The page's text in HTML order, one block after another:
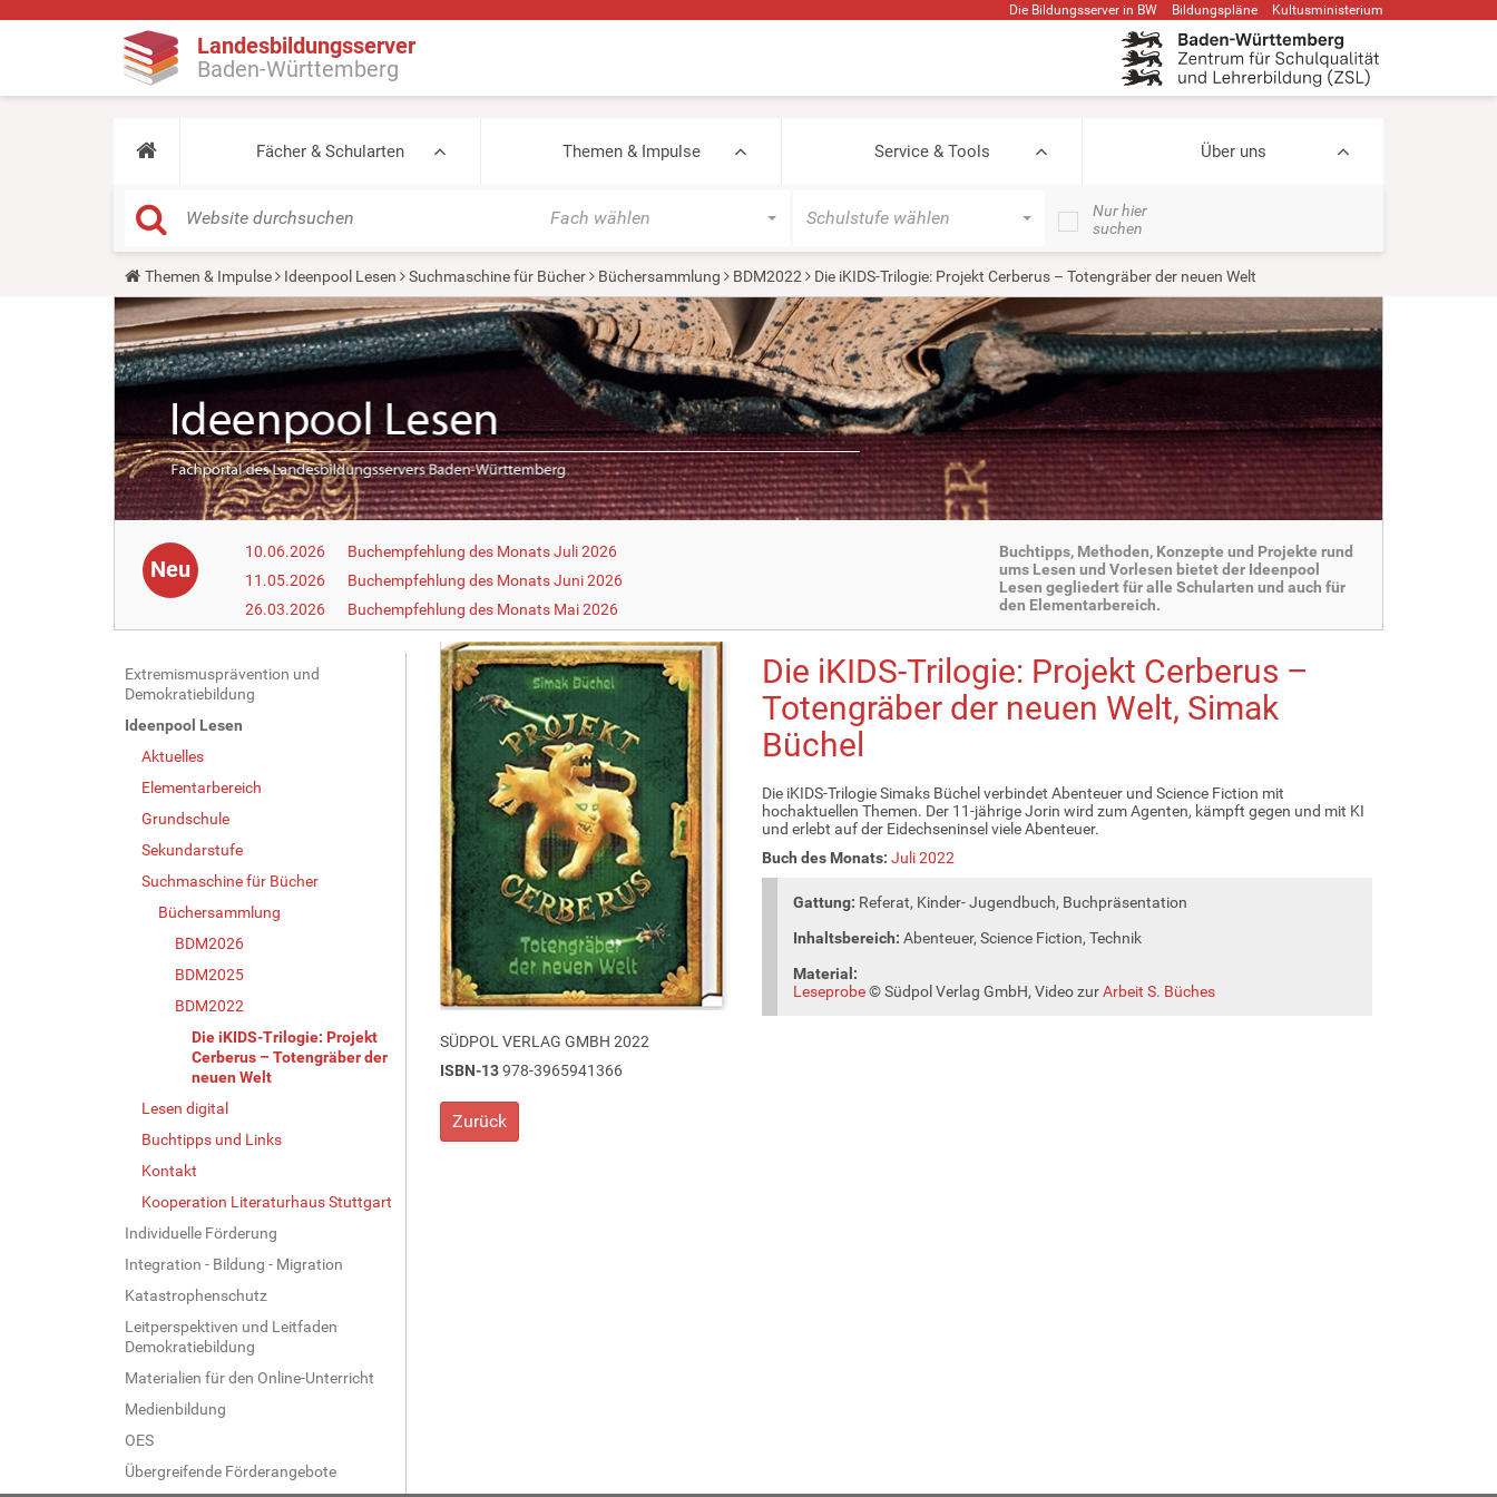
Die Bildungsserver in BW Bildungspläne Kultusministerium
Landesbildungsserver
Baden-Württemberg
Fächer & Schularten Themen & Impulse Service & Tools Über uns
Fach wählen Schulstufe wählen
Nur hier
suchen
Y
o
u
a
r
e
h
e
:
Themen & Impulse Ideenpool Lesen Suchmaschine für Bücher Büchersammlung BDM2022 Die iKIDS-Trilogie: Projekt Cerberus – Totengräber der neuen Welt
Neu
10.06.2026
Buchempfehlung des Monats Juli 2026
11.05.2026
Buchempfehlung des Monats Juni 2026
26.03.2026
Buchempfehlung des Monats Mai 2026
Buchtipps, Methoden, Konzepte und Projekte rund
ums Lesen und Vorlesen bietet der Ideenpool
Lesen gegliedert für alle Schularten und auch für
den Elementarbereich.
N
a
v
Extremismusprävention und
Demokratiebildung
Ideenpool Lesen
Aktuelles
Elementarbereich
Grundschule
Sekundarstufe
Suchmaschine für Bücher
Büchersammlung
BDM2026
BDM2025
BDM2022
Die iKIDS-Trilogie: Projekt
Cerberus – Totengräber der
neuen Welt
Lesen digital
Buchtipps und Links
Kontakt
Kooperation Literaturhaus Stuttgart
Individuelle Förderung
Integration - Bildung - Migration
Katastrophenschutz
Leitperspektiven und Leitfaden
Demokratiebildung
Materialien für den Online-Unterricht
Medienbildung
OES
Übergreifende Förderangebote
SÜDPOL VERLAG GMBH 2022
ISBN-13978-3965941366
Die iKIDS-Trilogie: Projekt Cerberus –
Totengräber der neuen Welt, Simak
Büchel
Die iKIDS-Trilogie Simaks Büchel verbindet Abenteuer und Science Fiction mit
hochaktuellen Themen. Der 11-jährige Jorin wird zum Agenten, kämpft gegen und mit KI
und erlebt auf der Eidechseninsel viele Abenteuer.
Buch des Monats: Juli 2022
Gattung: Referat, Kinder- Jugendbuch, Buchpräsentation
Inhaltsbereich: Abenteuer, Science Fiction, Technik
Material:
Leseprobe© Südpol Verlag GmbH, Video zurArbeit S. Büches
Zurück